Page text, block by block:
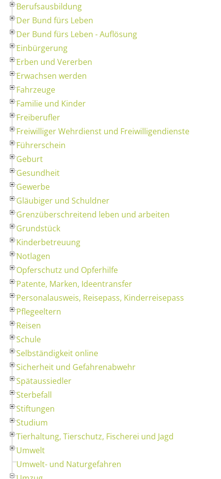
Berufsausbildung
Der Bund fürs Leben
Der Bund fürs Leben - Auflösung
Einbürgerung
Erben und Vererben
Erwachsen werden
Fahrzeuge
Familie und Kinder
Freiberufler
Freiwilliger Wehrdienst und Freiwilligendienste
Führerschein
Geburt
Gesundheit
Gewerbe
Gläubiger und Schuldner
Grenzüberschreitend leben und arbeiten
Grundstück
Kinderbetreuung
Notlagen
Opferschutz und Opferhilfe
Patente, Marken, Ideentransfer
Personalausweis, Reisepass, Kinderreisepass
Pflegeeltern
Reisen
Schule
Selbständigkeit online
Sicherheit und Gefahrenabwehr
Spätaussiedler
Sterbefall
Stiftungen
Studium
Tierhaltung, Tierschutz, Fischerei und Jagd
Umwelt
Umwelt- und Naturgefahren